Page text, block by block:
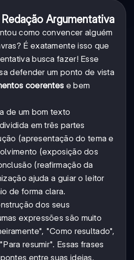
Argumentativa
como convencer alguém
É exatamente isso que
busca fazer! Esse
defender um ponto de vista
coerentes e bem
de um bom texto
em três partes
(apresentação do tema e
(exposição dos
(reafirmação da
ajuda a guiar o leitor
de forma clara.
dos seus
expressões são muito
"Como resultado",
resumir". Essas frases
entre suas ideias,